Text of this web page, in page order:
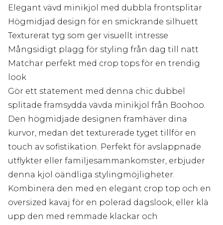
Elegant vävd minikjol med dubbla frontsplitar
Högmidjad design för en smickrande silhuett
Texturerat tyg som ger visuellt intresse
Mångsidigt plagg för styling från dag till natt
Matchar perfekt med crop tops för en trendig
look
Gör ett statement med denna chic dubbel
splitade framsydda vävda minikjol från Boohoo.
Den högmidjade designen framhäver dina
kurvor, medan det texturerade tyget tillför en
touch av sofistikation. Perfekt för avslappnade
utflykter eller familjesammankomster, erbjuder
denna kjol oändliga stylingmöjligheter.
Kombinera den med en elegant crop top och en
oversized kavaj för en polerad dagslook, eller klä
upp den med remmade klackar och